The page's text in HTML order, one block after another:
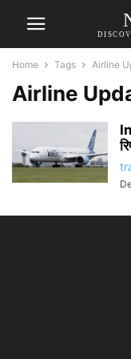
Home Tags Airline
Airline